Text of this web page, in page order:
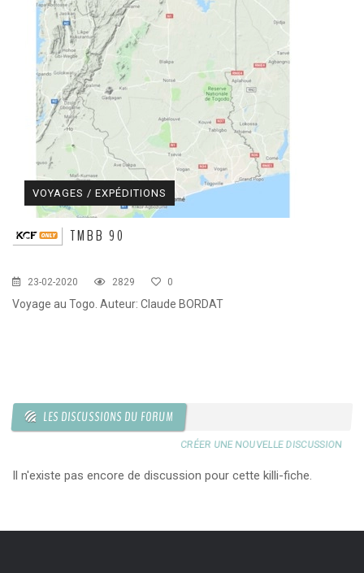
VOYAGES / EXPÉDITIONS
TMBB 90
23-02-2020 2829 0
Voyage au Togo. Auteur: Claude BORDAT
LES DISCUSSIONS DU FORUM
CRÉER UNE NOUVELLE DISCUSSION
Il n'existe pas encore de discussion pour cette killi-fiche.